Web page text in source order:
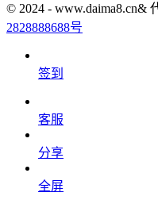
© 2024 - www.daima8.cn&
2828888688号
签到
客服
分享
全屏